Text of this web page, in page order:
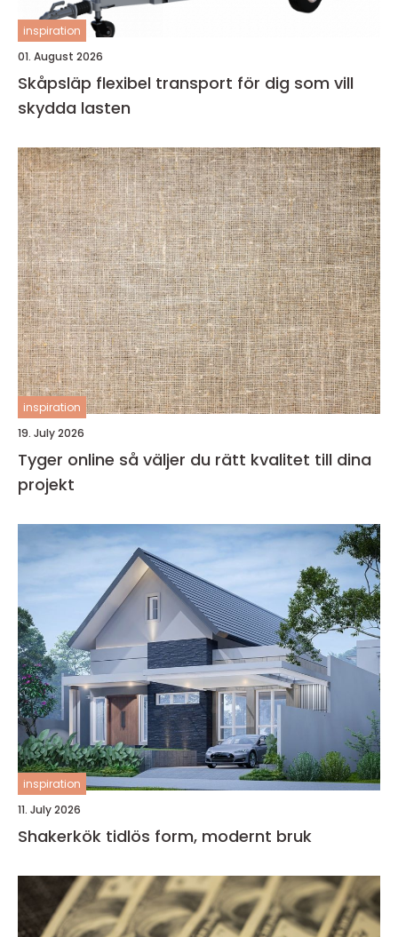
inspiration
01. August 2026
Skåpsläp flexibel transport för dig som vill
skydda lasten
inspiration
19. July 2026
Tyger online så väljer du rätt kvalitet till dina
projekt
inspiration
11. July 2026
Shakerkök tidlös form, modernt bruk